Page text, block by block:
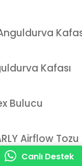
Canlı Destek
Kafası
Bulucu
Airflow